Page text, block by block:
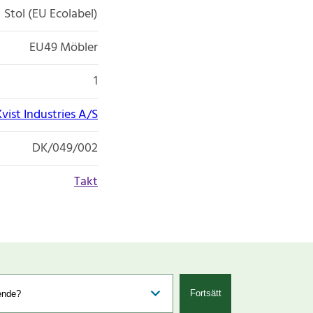
Stol (EU Ecolabel)
EU49 Möbler
1
Industries A/S
DK/049/002
Takt
Fortsätt